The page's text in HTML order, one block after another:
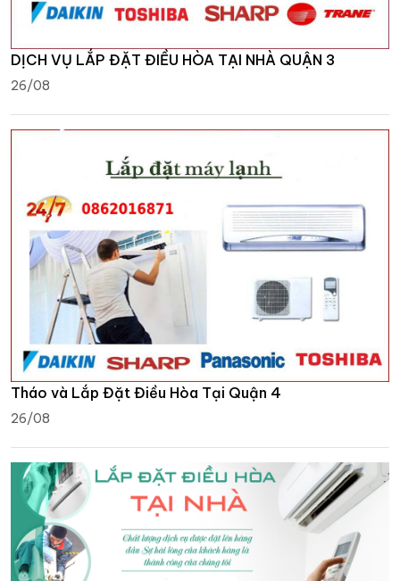
DỊCH VỤ LẮP ĐẶT ĐIỀU HÒA TẠI NHÀ QUẬN 3
26/08
Tháo và Lắp Đặt Điều Hòa Tại Quận 4
26/08